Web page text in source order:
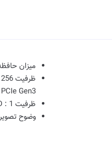
میزان
ظرفیت SSD :
Gen3
ظرفیت HDD : 1 ترابایت
وضوح